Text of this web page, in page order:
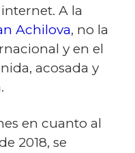
A la
Achilova, no la
y en el
acosada y
en cuanto al
2018, se